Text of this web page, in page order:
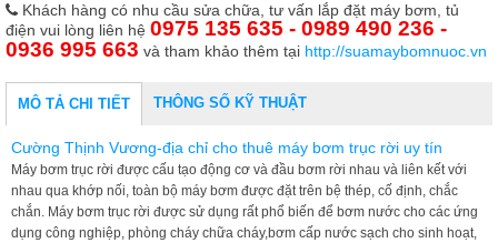
Khách hàng có nhu cầu sửa chữa, tư vấn lắp đặt máy bơm, tủ
điện vui lòng liên hệ 0975 135 635 - 0989 490 236 -
0936 995 663 và tham khảo thêm tại http://suamaybomnuoc.vn
MÔ TẢ CHI TIẾT THÔNG SỐ KỸ THUẬT
Cường Thịnh Vương-địa chỉ cho thuê máy bơm trục rời uy tín
Máy bơm trục rời được cấu tạo động cơ và đầu bơm rời nhau và liên kết với
nhau qua khớp nối, toàn bộ máy bơm được đặt trên bệ thép, cố định, chắc
chắn. Máy bơm trục rời được sử dụng rất phổ biến để bơm nước cho các ứng
dụng công nghiệp, phòng cháy chữa cháy,bơm cấp nước sạch cho sinh hoạt,